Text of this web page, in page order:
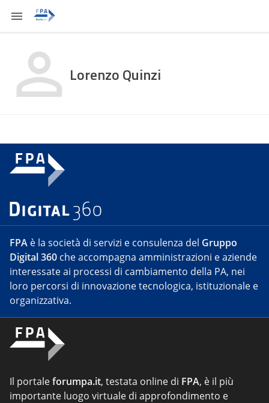
Lorenzo Quinzi
FPA è la società di servizi e consulenza del Gruppo
Digital 360 che accompagna amministrazioni e aziende
interessate ai processi di cambiamento della PA, nei
loro percorsi di innovazione tecnologica, istituzionale e
organizzativa.
Il portaleforumpa.it, testata online di FPA, è il più
importante luogo virtuale di approfondimento e